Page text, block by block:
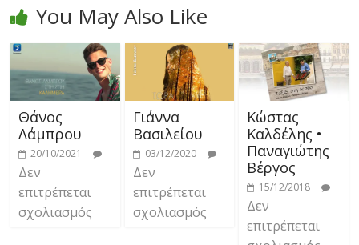
You May Also Like
Θάνος
Λάμπρου
20/10/2021
Δεν
επιτρέπεται
σχολιασμός
Γιάννα
Βασιλείου
03/12/2020
Δεν
επιτρέπεται
σχολιασμός
Κώστας
Καλδέλης •
Παναγιώτης
Βέργος
15/12/2018
Δεν
επιτρέπεται